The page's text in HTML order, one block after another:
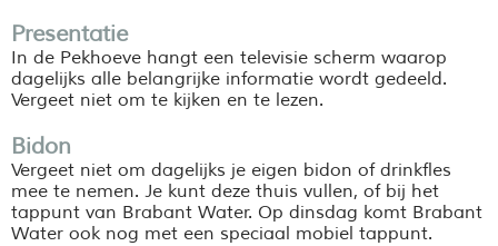
Presentatie
In de Pekhoeve hangt een televisie scherm waarop
dagelijks alle belangrijke informatie wordt gedeeld.
Vergeet niet om te kijken en te lezen.
Bidon
Vergeet niet om dagelijks je eigen bidon of drinkfles
mee te nemen. Je kunt deze thuis vullen, of bij het
tappunt van Brabant Water. Op dinsdag komt Brabant
Water ook nog met een speciaal mobiel tappunt.